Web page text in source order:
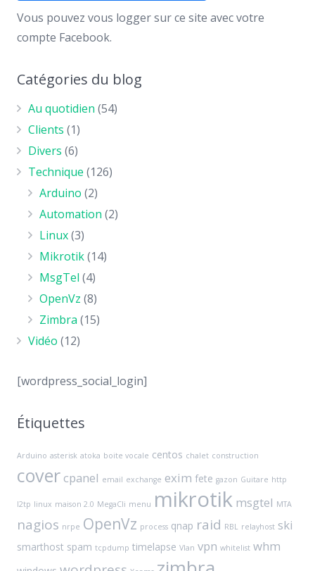
Vous pouvez vous logger sur ce site avec votre
compte Facebook.
Catégories du blog
Au quotidien (54)
Clients (1)
Divers (6)
Technique (126)
Arduino (2)
Automation (2)
Linux(3)
Mikrotik(14)
MsgTel (4)
OpenVz (8)
Zimbra (15)
Vidéo (12)
[wordpress_social_login]
Étiquettes
Arduino asterisk atoka boite vocale centos chalet construction
cover cpanel email exchange exim fete gazon Guitare http
l2tp linux maison 2.0 MegaCli menu mikrotik msgtel MTA
nagios nrpe OpenVz process qnap raid RBL relayhost ski
smarthost spam tcpdump timelapse Vlan vpn whitelist whm